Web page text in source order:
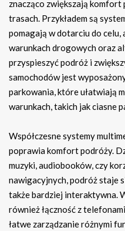
znacząco zwiększają komfort
trasach. Przykładem są
pomagają w dotarciu do
warunkach drogowych oraz
przyspieszyć podróż i
samochodów jest
parkowania, które ułatwiają
warunkach, takich jak ciasne
Współczesne systemy
poprawia komfort podróży.
muzyki, audiobooków, czy
nawigacyjnych, podróż staje
także bardziej interaktywna.
również łączność z
łatwe zarządzanie różnymi